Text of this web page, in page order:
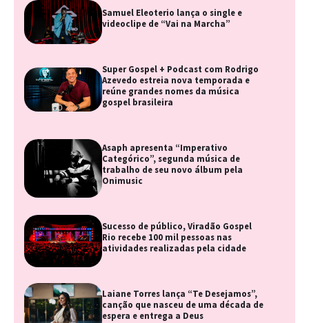
Samuel Eleoterio lança o single e
videoclipe de “Vai na Marcha”
Super Gospel + Podcast com Rodrigo
Azevedo estreia nova temporada e
reúne grandes nomes da música
gospel brasileira
Asaph apresenta “Imperativo
Categórico”, segunda música de
trabalho de seu novo álbum pela
Onimusic
Sucesso de público, Viradão Gospel
Rio recebe 100 mil pessoas nas
atividades realizadas pela cidade
Laiane Torres lança “Te Desejamos”,
canção que nasceu de uma década de
espera e entrega a Deus